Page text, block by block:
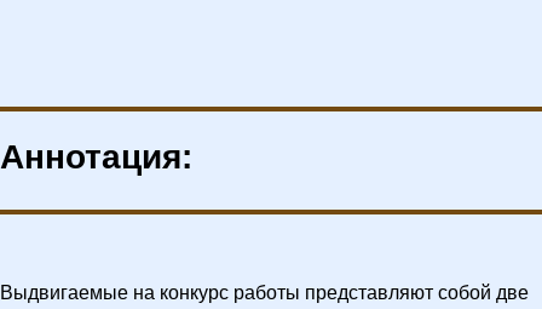
Аннотация:
Выдвигаемые на конкурс работы представляют собой две